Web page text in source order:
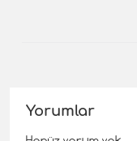
Yorumlar